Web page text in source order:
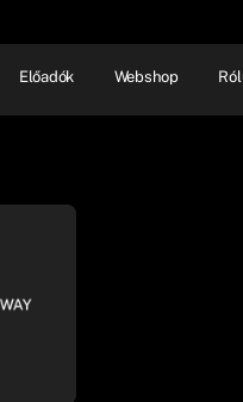
Előadók Webshop